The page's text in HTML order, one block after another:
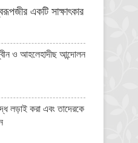
একটি সাক্ষাৎকার
ও আহলেহাদীছ আন্দোলন
লড়াই করা এবং তাদেরকে